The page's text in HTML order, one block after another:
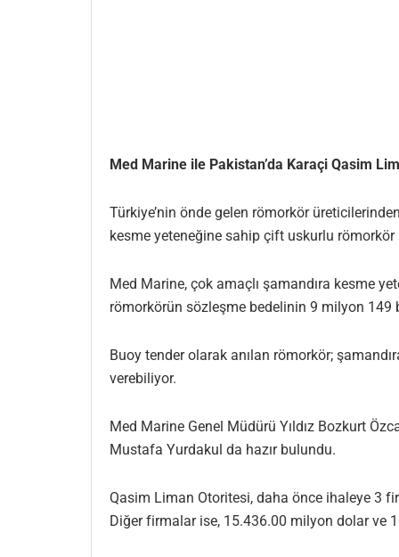
Med Marine ile Pakistan’da Karaçi Qasim
Türkiye’nin önde gelen römorkör
kesme yeteneğine sahip çift uskurlu römorkör
Med Marine, çok amaçlı şamandıra kesme
römorkörün sözleşme bedelinin 9 milyon
Buoy tender olarak anılan römorkör;
verebiliyor.
Med Marine Genel Müdürü Yıldız Bozkurt
Mustafa Yurdakul da hazır bulundu.
Qasim Liman Otoritesi, daha önce ihaleye 3
Diğer firmalar ise, 15.436.00 milyon dolar ve